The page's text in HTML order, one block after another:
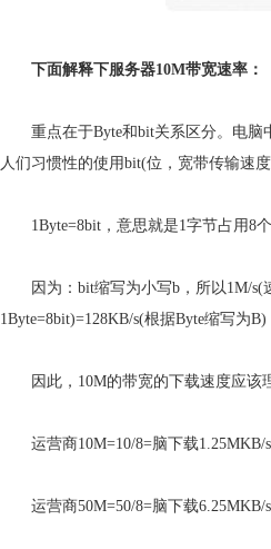
下面解释下服务器10M带宽速率：
重点在于Byte和bit关系区分。电
人们习惯性的使用bit(位，宽带传输速
1Byte=8bit，意思就是1字节占用8
因为：bit缩写为小写b，所以1M/s(
1Byte=8bit)=128KB/s(根据Byte缩写为B)
因此，10M的带宽的下载速度应该
运营商10M=10/8=脑下载1.25MKB/s
运营商50M=50/8=脑下载6.25MKB/s